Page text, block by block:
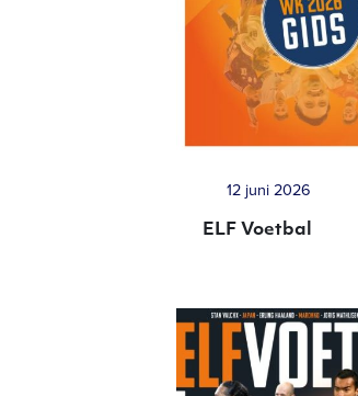
12 juni 2026
ELF Voetbal